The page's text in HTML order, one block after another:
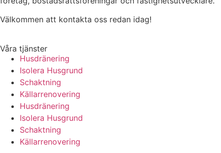
Välkommen att kontakta oss redan idag!
Våra tjänster
Husdränering
Isolera Husgrund
Schaktning
Källarrenovering
Husdränering
Isolera Husgrund
Schaktning
Källarrenovering